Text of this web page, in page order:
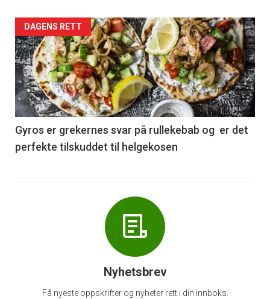
Forsiden
akkurat
nå
-
6
DAGENS RETT
Gyros er grekernes svar på rullekebab og er det
perfekte tilskuddet til helgekosen
Nyhetsbrev
Få nyeste oppskrifter og nyheter rett i din innboks.